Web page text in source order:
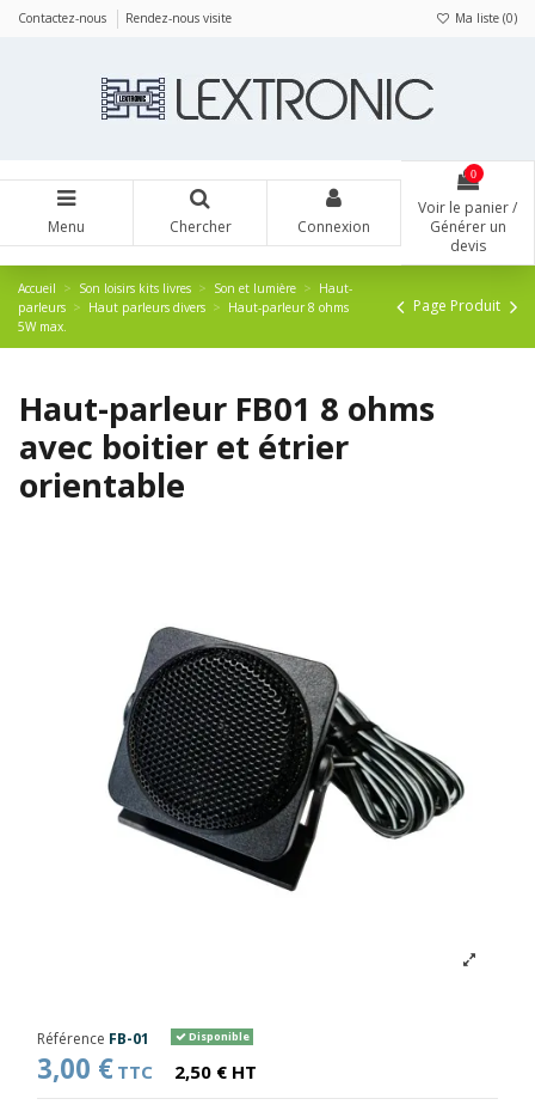
Contactez-nous Rendez-nous visite Ma liste (0)
Menu Chercher Connexion
0
Voir le panier /
Générer un
devis
Accueil Son loisirs kits livres Son et lumière
Haut-
parleurs
Haut parleurs divers
Haut-parleur 8 ohms
5W max.
Page Produit
Haut-parleur FB01 8 ohms
avec boitier et étrier
orientable
Référence FB-01 Disponible
3,00 € TTC 2,50 € HT
Panneau de gestion des cookies